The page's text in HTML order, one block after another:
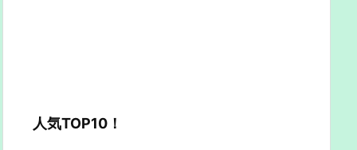
人気TOP10！